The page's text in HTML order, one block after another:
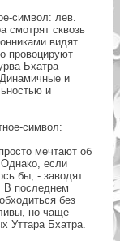
символ: лев.
смотрят сквозь
видят
провоцируют
Бхатра
и
и
символ:
мечтают об
если
бы, - заводят
В последнем
без
но чаще
Уттара Бхатра.